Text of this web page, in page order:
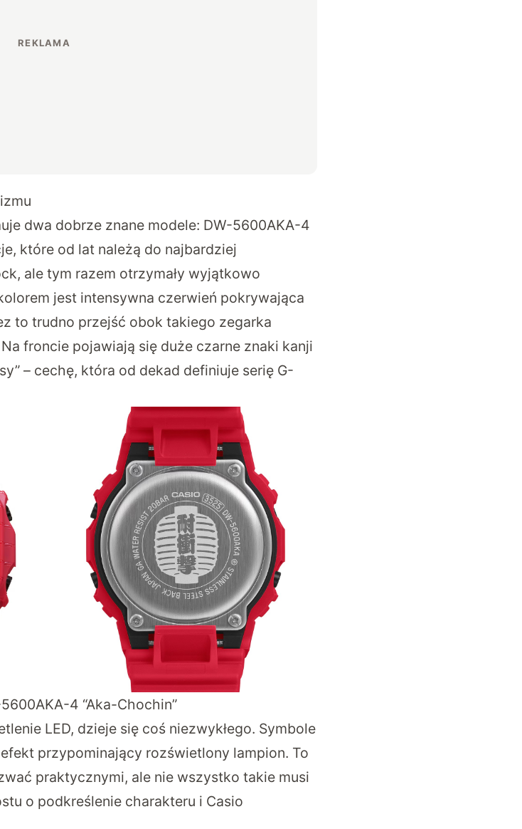
dwa dobrze znane modele: DW-5600AKA-4
które od lat należą do najbardziej
ale tym razem otrzymały wyjątkowo
jest intensywna czerwień pokrywająca
to trudno przejść obok takiego zegarka
froncie pojawiają się duże czarne znaki kanji
– cechę, która od dekad definiuje serię G-
4 “Aka-Chochin”
LED, dzieje się coś niezwykłego. Symbole
przypominający rozświetlony lampion. To
praktycznymi, ale nie wszystko takie musi
o podkreślenie charakteru i Casio